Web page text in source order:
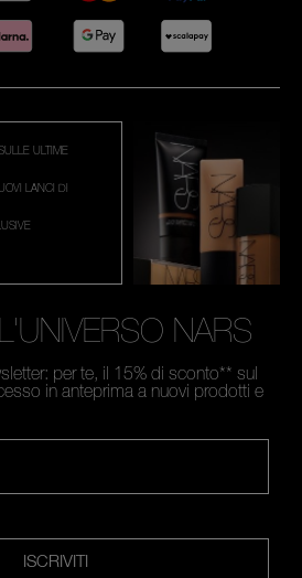
ULTIME
LANCI DI
NARS
per te, il 15% di sconto** sul
in anteprima a nuovi prodotti e
ISCRIVITI